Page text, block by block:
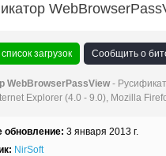
загрузок Сообщить о
WebBrowserPassView-
Explorer (4.0 - 9.0), Mozilla
обновление: 3 января 2013 г.
NirSoft